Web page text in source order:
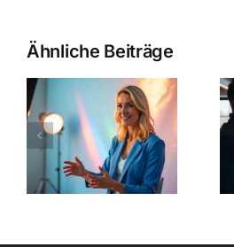
Ähnliche Beiträge
Ratgeber –
Copy